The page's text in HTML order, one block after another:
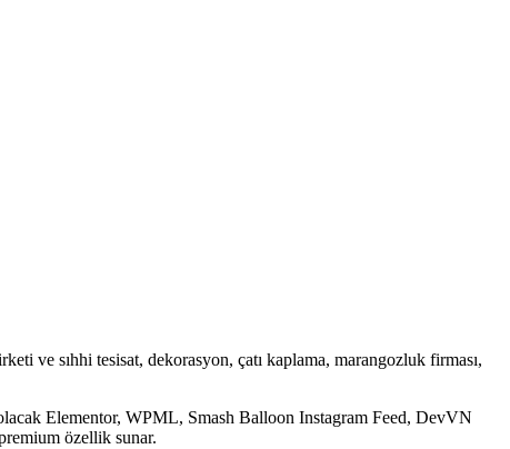
ve sıhhi tesisat, dekorasyon, çatı kaplama, marangozluk firması,
olacak Elementor, WPML, Smash Balloon Instagram Feed, DevVN
özellik sunar.